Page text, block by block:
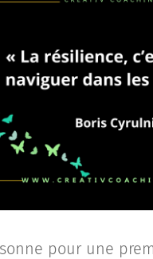
pour une